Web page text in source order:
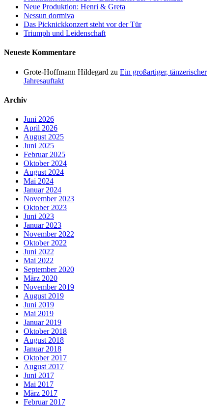
Neue Produktion: Henri & Greta
Nessun dormiva
Das Picknickkonzert steht vor der Tür
Triumph und Leidenschaft
Neueste Kommentare
Grote-Hoffmann Hildegard zu Ein großartiger, tänzerischer
Jahresauftakt
Archiv
Juni 2026
April 2026
August 2025
Juni 2025
Februar 2025
Oktober 2024
August 2024
Mai 2024
Januar 2024
November 2023
Oktober 2023
Juni 2023
Januar 2023
November 2022
Oktober 2022
Juni 2022
Mai 2022
September 2020
März 2020
November 2019
August 2019
Juni 2019
Mai 2019
Januar 2019
Oktober 2018
August 2018
Januar 2018
Oktober 2017
August 2017
Juni 2017
Mai 2017
März 2017
Februar 2017